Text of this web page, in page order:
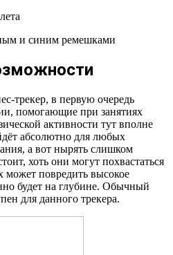
и синим ремешками
трекер, в первую очередь
помогающие при занятиях
активности тут вполне
абсолютно для любых
а вот нырять слишком
хоть они могут похвастаться
повредить высокое
будет на глубине. Обычный
для данного трекера.